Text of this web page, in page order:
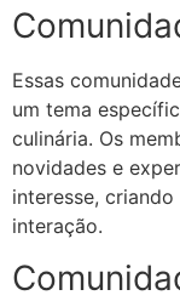
Essas
um tema
culinária. Os
novidades e
interesse,
interação.​